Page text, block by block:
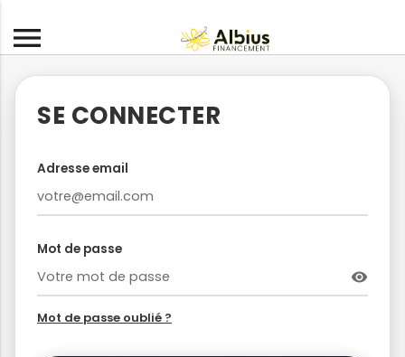
menu
SE CONNECTER
Adresse email
Mot de passe
visibility
Mot de passe oublié ?